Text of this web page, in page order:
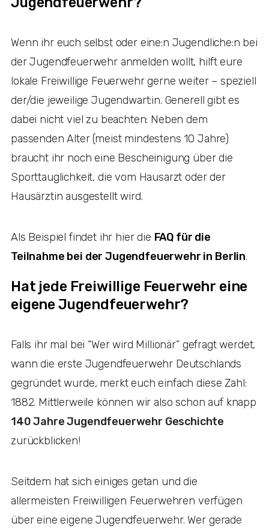
Wenn ihr euch selbst oder eine:n Jugendliche:n bei
der Jugendfeuerwehr anmelden wollt, hilft eure
lokale Freiwillige Feuerwehr gerne weiter – speziell
der/die jeweilige Jugendwart:in. Generell gibt es
dabei nicht viel zu beachten: Neben dem
passenden Alter (meist mindestens 10 Jahre)
braucht ihr noch eine Bescheinigung über die
Sporttauglichkeit, die vom Hausarzt oder der
Hausärztin ausgestellt wird.
Als Beispiel findet ihr hier die FAQ für die
Teilnahme bei der Jugendfeuerwehr in Berlin.
Hat jede Freiwillige Feuerwehr eine
eigene Jugendfeuerwehr?
Falls ihr mal bei “Wer wird Millionär” gefragt werdet,
wann die erste Jugendfeuerwehr Deutschlands
gegründet wurde, merkt euch einfach diese Zahl:
1882. Mittlerweile können wir also schon auf knapp
140 Jahre Jugendfeuerwehr Geschichte
zurückblicken!
Seitdem hat sich einiges getan und die
allermeisten Freiwilligen Feuerwehren verfügen
über eine eigene Jugendfeuerwehr. Wer gerade